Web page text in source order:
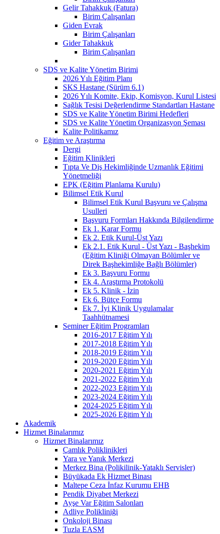
Gelir Tahakkuk (Fatura)
Birim Çalışanları
Giden Evrak
Birim Çalışanları
Gider Tahakkuk
Birim Çalışanları
SDS ve Kalite Yönetim Birimi
2026 Yılı Eğitim Planı
SKS Hastane (Sürüm 6.1)
2026 Yılı Komite, Ekip, Komisyon, Kurul Listesi
Sağlık Tesisi Değerlendirme Standartları Hastane
SDS ve Kalite Yönetim Birimi Hedefleri
SDS ve Kalite Yönetim Organizasyon Şeması
Kalite Politikamız
Eğitim ve Araştırma
Dergi
Eğitim Klinikleri
Tıpta Ve Diş Hekimliğinde Uzmanlık Eğitimi
Yönetmeliği
EPK (Eğitim Planlama Kurulu)
Bilimsel Etik Kurul
Bilimsel Etik Kurul Başvuru ve Çalışma
Usulleri
Başvuru Formları Hakkında Bilgilendirme
Ek 1. Karar Formu
Ek 2. Etik Kurul-Üst Yazı
Ek 2.1. Etik Kurul - Üst Yazı - Başhekim
(Eğitim Kliniği Olmayan Bölümler ve
Direk Başhekimliğe Bağlı Bölümler)
Ek 3. Başvuru Formu
Ek 4. Araştırma Protokolü
Ek 5. Klinik - İzin
Ek 6. Bütçe Formu
Ek 7. İyi Klinik Uygulamalar
Taahhütnamesi
Seminer Eğitim Programları
2016-2017 Eğitim Yılı
2017-2018 Eğitim Yılı
2018-2019 Eğitim Yılı
2019-2020 Eğitim Yılı
2020-2021 Eğitim Yılı
2021-2022 Eğitim Yılı
2022-2023 Eğitim Yılı
2023-2024 Eğitim Yılı
2024-2025 Eğitim Yılı
2025-2026 Eğitim Yılı
Akademik
Hizmet Binalarımız
Hizmet Binalarımız
Çamlık Poliklinikleri
Yara ve Yanık Merkezi
Merkez Bina (Polikilinik-Yataklı Servisler)
Büyükada Ek Hizmet Binası
Maltepe Ceza İnfaz Kurumu EHB
Pendik Diyabet Merkezi
Ayşe Var Eğitim Salonları
Adliye Polikliniği
Onkoloji Binası
Tuzla EASM